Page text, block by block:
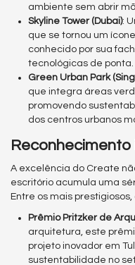
ambiente sem abrir
Skyline Tower (Dubai):
que se tornou um
conhecido por sua
tecnológicas de ponta.
Green Urban Park
que integra áreas
promovendo
dos centros urbanos
Reconhecimento
A excelência do Create
escritório acumula uma
Entre os mais
Prêmio Pritzker de
arquitetura, este
projeto inovador em
sustentabilidade no